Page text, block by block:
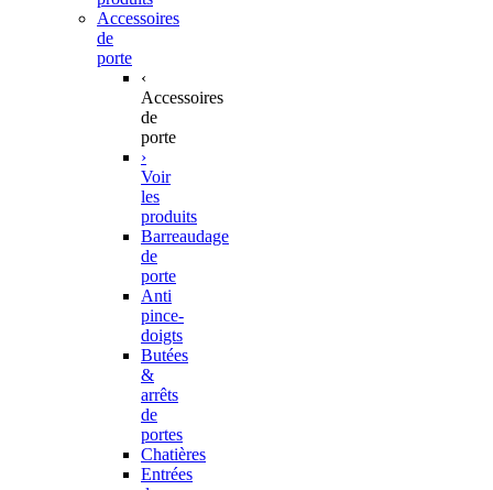
Accessoires
de
porte
‹
Accessoires
de
porte
›
Voir
les
produits
Barreaudage
de
porte
Anti
pince-
doigts
Butées
&
arrêts
de
portes
Chatières
Entrées